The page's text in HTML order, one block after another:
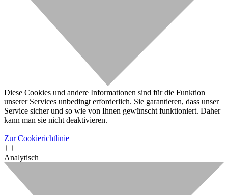
Diese Cookies und andere Informationen sind für die Funktion
unserer Services unbedingt erforderlich. Sie garantieren, dass unser
Service sicher und so wie von Ihnen gewünscht funktioniert. Daher
kann man sie nicht deaktivieren.
Zur Cookierichtlinie
Analytisch